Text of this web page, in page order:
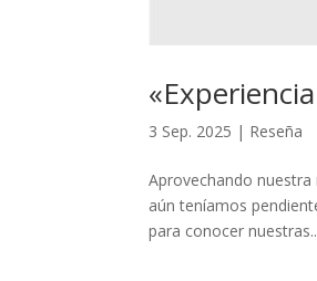
3 Sep. 2025 | Reseña
Aprovechando
aún teníamos
para conocer